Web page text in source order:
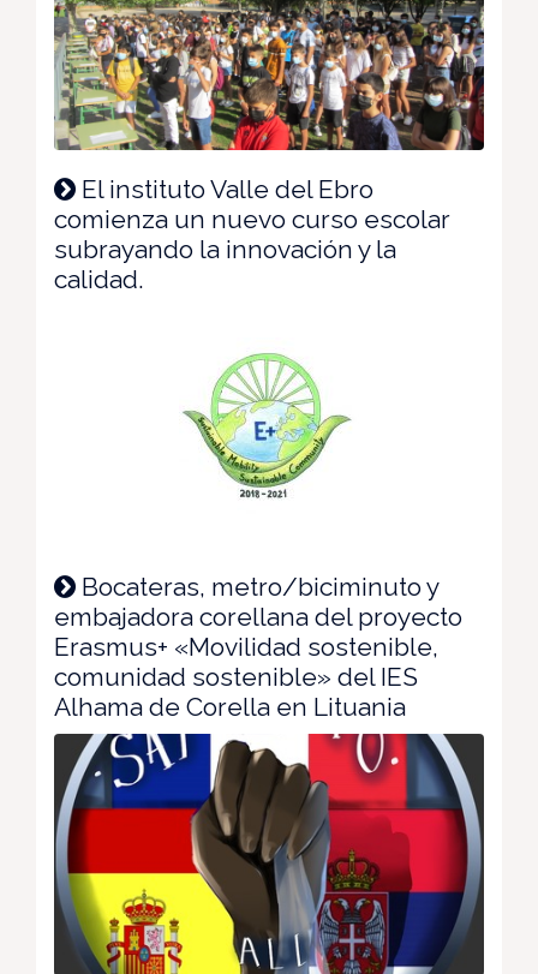
El instituto Valle del Ebro
comienza un nuevo curso escolar
subrayando la innovación y la
calidad.
Bocateras, metro/biciminuto y
embajadora corellana del proyecto
Erasmus+ «Movilidad sostenible,
comunidad sostenible» del IES
Alhama de Corella en Lituania